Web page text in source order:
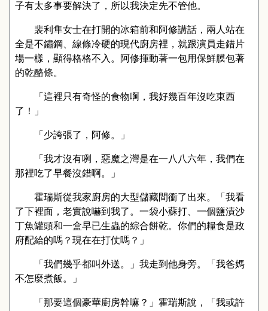
子有太多事要解決了，所以我決定先不管他。
裴利隼女士在打開的冰箱前和阿修講話，兩人站在
全是不鏽鋼、線條冷硬的現代廚房裡，就跟演員走錯片
場一樣，顯得格格不入。阿修揮動著一包用保鮮膜包著
的乾酪條。
「這裡只有奇怪的食物啊，我好幾百年沒吃東西
了！」
「少誇張了，阿修。」
「我才沒有咧，惡魔之灣是在一八八六年，我們在
那裡吃了早餐沒錯啊。」
霍瑞斯從我家廚房的大型儲藏間衝了出來。「我看
了下裡面，老實說嚇到我了。一袋小蘇打、一個鹽漬沙
丁魚罐頭和一盒早已生蟲的綜合餅乾。你們的糧食是政
府配給的嗎？現在在打仗嗎？」
「我們幾乎都叫外送。」我走到他身旁。「我爸媽
不怎麼煮飯。」
「那要這個豪華廚房幹嘛？」霍瑞斯說，「我或許